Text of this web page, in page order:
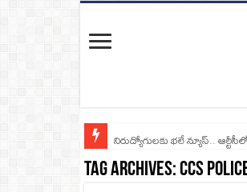
నిరుద్యోగులకు భలే న్యూస్..
Tag Archives:CCS